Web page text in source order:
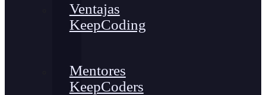
Ventajas
KeepCoding
Mentores
KeepCoders